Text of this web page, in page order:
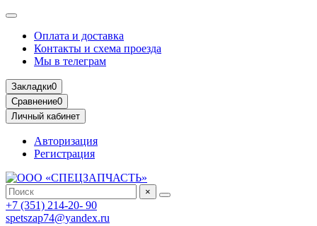
Оплата и доставка
Контакты и схема проезда
Мы в телеграм
Закладки0
Сравнение0
Личный кабинет
Авторизация
Регистрация
×
+7 (351) 214-20- 90
spetszap74@yandex.ru